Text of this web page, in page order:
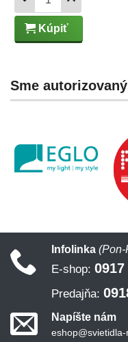
Kúpiť
Sme
Infolinka (Pon-
E-shop: 0917
Predajňa:
Napíšte nám